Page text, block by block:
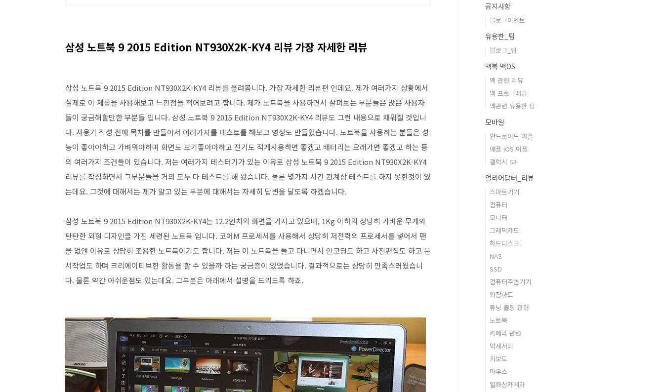
삼성 노트북 9 2015 Edition NT930X2K-KY4 리뷰 가장 자세한 리뷰
삼성 노트북 9 2015 Edition NT930X2K-KY4 리뷰를 올려봅니다. 가장 자세한 리뷰편 인데요. 제가 여러가지 상황에서
실제로 이 제품을 사용해보고 느낀점을 적어보려고 합니다. 제가 노트북을 사용하면서 살펴보는 부분들은 많은 사용자
들이 궁금해할만한 부분들 입니다. 삼성 노트북 9 2015 Edition NT930X2K-KY4 리뷰도 그런 내용으로 채워질 것입니
다. 사용기 작성 전에 목차를 만들어서 여러가지를 테스트를 해보고 영상도 만들었습니다. 노트북을 사용하는 분들은 성
능이 좋아야하고 가벼워야하며 화면도 보기좋아야하고 전기도 적게사용하면 좋겠고 배터리는 오래가면 좋겠고 하는 등
의 여러가지 조건들이 있습니다. 저는 여러가지 테스터기가 있는 이유로 삼성 노트북 9 2015 Edition NT930X2K-KY4
리뷰를 작성하면서 그부분들을 거의 모두 다 테스트를 해 봤습니다. 물론 몇가지 시간 관계상 테스트를 하지 못한것이 있
는데요. 그것에 대해서는 제가 알고 있는 부분에 대해서는 자세히 답변을 달도록 하겠습니다.
삼성 노트북 9 2015 Edition NT930X2K-KY4는 12.2인치의 화면을 가지고 있으며, 1Kg 이하의 상당히 가벼운 무게와
탄탄한 외형 디자인을 가진 세련된 노트북 입니다. 코어M 프로세서를 사용해서 상당히 저전력의 프로세서를 넣어서 팬
을 없앤 이유로 상당히 조용한 노트북이기도 합니다. 저는 이 노트북을 들고 다니면서 인코딩도 하고 사진편집도 하고 문
서작업도 하며 크리에이티브한 활동을 할 수 있을까 하는 궁금증이 있었습니다. 결과적으로는 상당히 만족스러웠습니
다. 물론 약간 아쉬운점도 있는데요. 그부분은 아래에서 설명을 드리도록 하죠.
공지사항
블로그이벤트
유용한_팁
블로그_팁
맥북 맥OS
맥 관련 리뷰
맥 프로그래밍
맥관련 유용한 팁
모바일
안드로이드 어플
애플 iOS 어플
갤럭시 S3
얼리어답터_리뷰
스마트기기
컴퓨터
모니터
그래픽카드
하드디스크
NAS
SSD
컴퓨터주변기기
외장하드
튜닝 쿨링 관련
노트북
카메라 관련
악세서리
키보드
마우스
열화상카메라